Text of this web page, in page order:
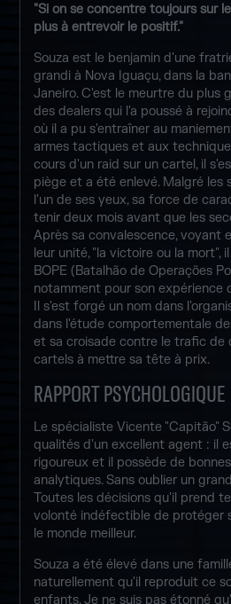
"Si on se concentre toujours sur
plus à entrevoir le positif."
Souza est le benjamin d'une
grandi à Nova Iguaçu, dans la
Janeiro. C'est le meurtre du plus
des dealers qui l'a poussé à
où il a pu s'entraîner au
armes tactiques et aux
cours d'un raid sur un cartel, il
piège et a été enlevé. Malgré les
l'un de ses yeux, sa force de
tenir deux mois avant que les
Après sa convalescence, voyant
leur unité, "la victoire ou la mort",
BOPE (Batalhão de Operações
notamment pour son expérience
Il s'est forgé un nom dans
dans l'étude comportementale
et sa croisade contre le trafic de
cartels à mettre sa tête à prix.
RAPPORT PSYCHOLOGIQUE
Le spécialiste Vicente "Capitão"
qualités d'un excellent agent : il
rigoureux et il possède de
analytiques. Sans oublier un
Toutes les décisions qu'il prend
volonté indéfectible de protéger
le monde meilleur.
Souza a été élevé dans une
naturellement qu'il reproduit ce
enfants. Je ne suis pas étonné